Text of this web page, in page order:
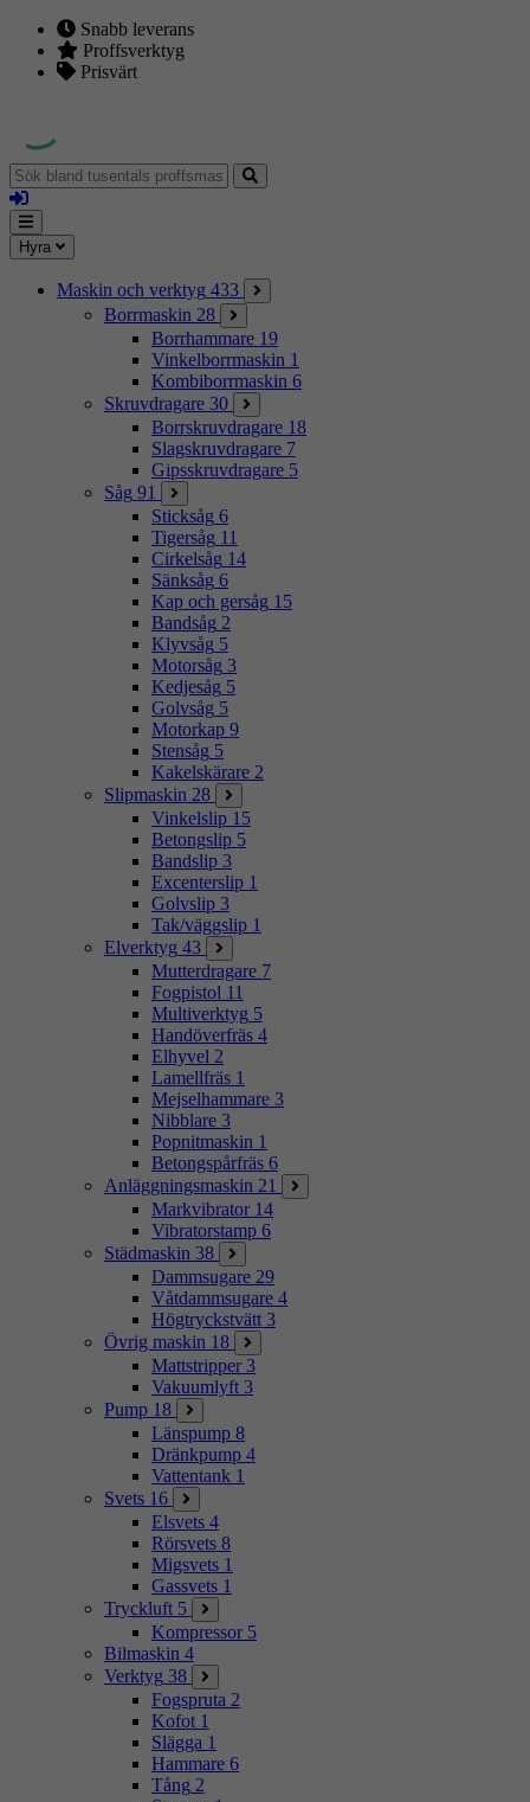
Snabb leverans
Proffsverktyg
Prisvärt
Sök
bland
tusentals
proffsmaskiner
Logga
in
Mina
sidor
Meny
Hyra
Maskin och verktyg 433
Borrmaskin 28
Borrhammare 19
Vinkelborrmaskin 1
Kombiborrmaskin 6
Skruvdragare 30
Borrskruvdragare 18
Slagskruvdragare 7
Gipsskruvdragare 5
Såg 91
Sticksåg 6
Tigersåg 11
Cirkelsåg 14
Sänksåg 6
Kap och gersåg 15
Bandsåg 2
Klyvsåg 5
Motorsåg 3
Kedjesåg 5
Golvsåg 5
Motorkap 9
Stensåg 5
Kakelskärare 2
Slipmaskin 28
Vinkelslip 15
Betongslip 5
Bandslip 3
Excenterslip 1
Golvslip 3
Tak/väggslip 1
Elverktyg 43
Mutterdragare 7
Fogpistol 11
Multiverktyg 5
Handöverfräs 4
Elhyvel 2
Lamellfräs 1
Mejselhammare 3
Nibblare 3
Popnitmaskin 1
Betongspårfräs 6
Anläggningsmaskin 21
Markvibrator 14
Vibratorstamp 6
Städmaskin 38
Dammsugare 29
Våtdammsugare 4
Högtryckstvätt 3
Övrig maskin 18
Mattstripper 3
Vakuumlyft 3
Pump 18
Länspump 8
Dränkpump 4
Vattentank 1
Svets 16
Elsvets 4
Rörsvets 8
Migsvets 1
Gassvets 1
Tryckluft 5
Kompressor 5
Bilmaskin 4
Verktyg 38
Fogspruta 2
Kofot 1
Slägga 1
Hammare 6
Tång 2